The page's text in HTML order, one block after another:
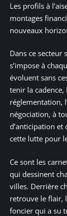
Les profils à
montages
nouveaux
Dans ce secteur
s’impose à
évoluent sans
tenir la
réglementation,
négociation, à
d’anticipation et
cette lutte pour
Ce sont les
qui dessinent
villes. Derrière
retrouve le flair,
foncier qui a su